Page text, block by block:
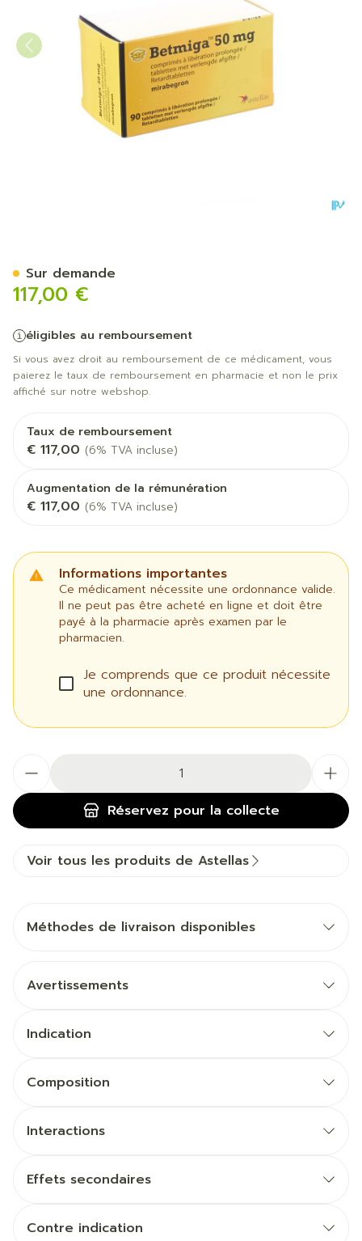
117,00 €
éligibles au remboursement
Si vous avez droit au remboursement de ce médicament, vous
paierez le taux de remboursement en pharmacie et non le prix
affiché sur notre webshop.
Taux de remboursement
€ 117,00 (6% TVA incluse)
Augmentation de la rémunération
€ 117,00 (6% TVA incluse)
Informations importantes
Ce médicament nécessite une ordonnance valide.
Il ne peut pas être acheté en ligne et doit être
payé à la pharmacie après examen par le
pharmacien.
Je comprends que ce produit nécessite
une ordonnance.
Réservez pour la collecte
Sur demande
Voir tous les produits de Astellas
Méthodes de livraison disponibles
Avertissements
Indication
Composition
Interactions
Effets secondaires
Contre indication